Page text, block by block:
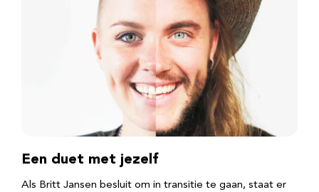
Een duet met jezelf
Als Britt Jansen besluit om in transitie te gaan, staat er